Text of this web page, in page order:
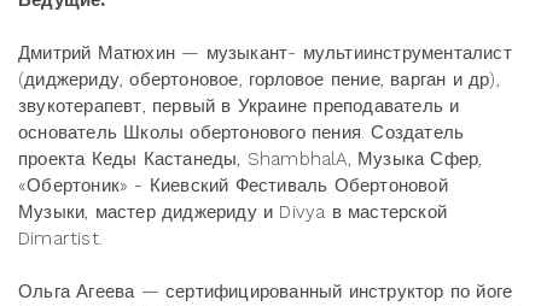
Дмитрий Матюхин — музыкант- мультиинструменталист
(диджериду, обертоновое, горловое пение, варган и др),
звукотерапевт, первый в Украине преподаватель и
основатель Школы обертонового пения. Создатель
проекта Кеды Кастанеды, ShambhalA, Музыка Сфер,
«Обертоник» - Киевский Фестиваль Обертоновой
Музыки, мастер диджериду и Divya в мастерской
Dimartist.
Ольга Агеева — сертифицированный инструктор по йоге